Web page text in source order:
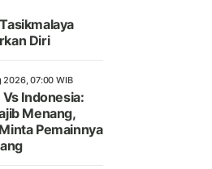
Diri
2026, 07:00 WIB
Indonesia:
Menang,
Pemainnya